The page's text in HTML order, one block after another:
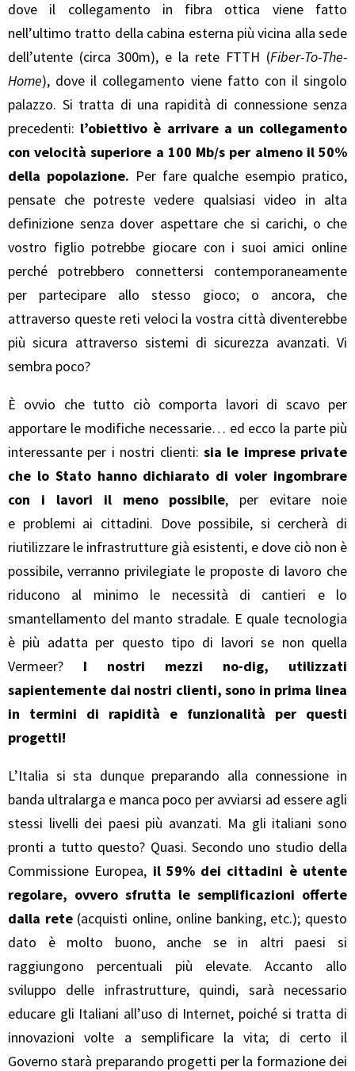
dove il collegamento in fibra ottica viene fatto
nell’ultimo tratto della cabina esterna più vicina alla sede
dell’utente (circa 300m), e la rete FTTH (Fiber-To-The-
Home), dove il collegamento viene fatto con il singolo
palazzo. Si tratta di una rapidità di connessione senza
precedenti: l’obiettivo è arrivare a un collegamento
con velocità superiore a 100 Mb/s per almeno il 50%
della popolazione. Per fare qualche esempio pratico,
pensate che potreste vedere qualsiasi video in alta
definizione senza dover aspettare che si carichi, o che
vostro figlio potrebbe giocare con i suoi amici online
perché potrebbero connettersi contemporaneamente
per partecipare allo stesso gioco; o ancora, che
attraverso queste reti veloci la vostra città diventerebbe
più sicura attraverso sistemi di sicurezza avanzati. Vi
sembra poco?
È ovvio che tutto ciò comporta lavori di scavo per
apportare le modifiche necessarie… ed ecco la parte più
interessante per i nostri clienti: sia le imprese private
che lo Stato hanno dichiarato di voler ingombrare
con i lavori il meno possibile, per evitare noie
e problemi ai cittadini. Dove possibile, si cercherà di
riutilizzare le infrastrutture già esistenti, e dove ciò non è
possibile, verranno privilegiate le proposte di lavoro che
riducono al minimo le necessità di cantieri e lo
smantellamento del manto stradale. E quale tecnologia
è più adatta per questo tipo di lavori se non quella
Vermeer? I nostri mezzi no-dig, utilizzati
sapientemente dai nostri clienti, sono in prima linea
in termini di rapidità e funzionalità per questi
progetti!
L’Italia si sta dunque preparando alla connessione in
banda ultralarga e manca poco per avviarsi ad essere agli
stessi livelli dei paesi più avanzati. Ma gli italiani sono
pronti a tutto questo? Quasi. Secondo uno studio della
Commissione Europea, il 59% dei cittadini è utente
regolare, ovvero sfrutta le semplificazioni offerte
dalla rete(acquisti online, online banking, etc.); questo
dato è molto buono, anche se in altri paesi si
raggiungono percentuali più elevate. Accanto allo
sviluppo delle infrastrutture, quindi, sarà necessario
educare gli Italiani all’uso di Internet, poiché si tratta di
innovazioni volte a semplificare la vita; di certo il
Governo starà preparando progetti per la formazione dei